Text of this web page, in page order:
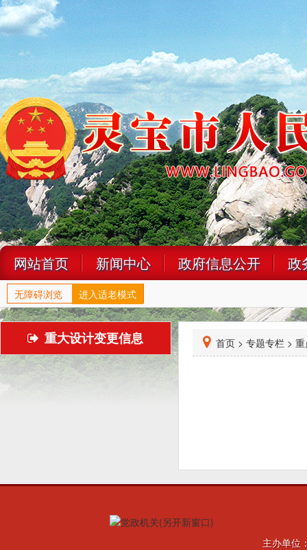
网站首页 新闻中心 政府信息公开 政
无障碍浏览 进入适老模式
重大设计变更信息 首页 > 专题专栏 >
主办单位